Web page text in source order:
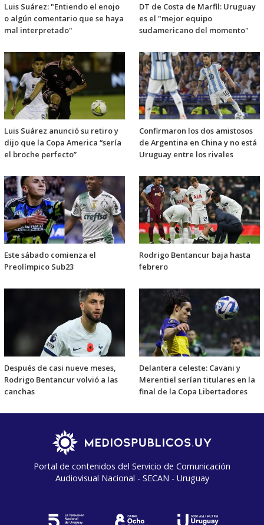
Luis Suárez: "Entiendo el enojo
o algún comentario que se haya
mal interpretado"
DT de Costa de Marfil: Uruguay
es el "mejor equipo
sudamericano del momento"
Luis Suárez anunció su retiro y
dijo que la Copa America “sería
el broche perfecto”
Confirmaron los dos amistosos
de Argentina en China y no está
Uruguay entre los rivales
Este sábado comienza el
Preolímpico Sub23
Rodrigo Bentancur baja hasta
febrero
Después de casi nueve meses,
Rodrigo Bentancur volvió a las
canchas
Delantera celeste: Cavani y
Merentiel serían titulares en la
final de la Copa Libertadores
Portal de contenidos del Servicio de Comunicación
Audiovisual Nacional - SECAN - Uruguay